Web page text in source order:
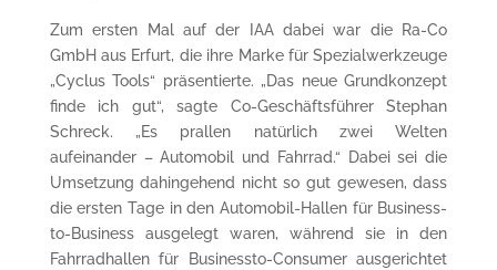
Zum ersten Mal auf der IAA dabei war die Ra-Co
GmbH aus Erfurt, die ihre Marke für Spezialwerkzeuge
„Cyclus Tools“ präsentierte. „Das neue Grundkonzept
finde ich gut“, sagte Co-Geschäftsführer Stephan
Schreck. „Es prallen natürlich zwei Welten
aufeinander – Automobil und Fahrrad.“ Dabei sei die
Umsetzung dahingehend nicht so gut gewesen, dass
die ersten Tage in den Automobil-Hallen für Business-
to-Business ausgelegt waren, während sie in den
Fahrradhallen für Businessto-Consumer ausgerichtet